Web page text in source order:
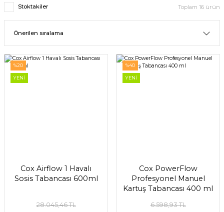
Stoktakiler Toplam 16 ürün
%20
YENİ
Cox Airflow 1 Havalı
Sosis Tabancası 600ml
28.045,46 TL
%40
YENİ
Cox PowerFlow
Profesyonel Manuel
Kartuş Tabancası 400 ml
6.598,93 TL